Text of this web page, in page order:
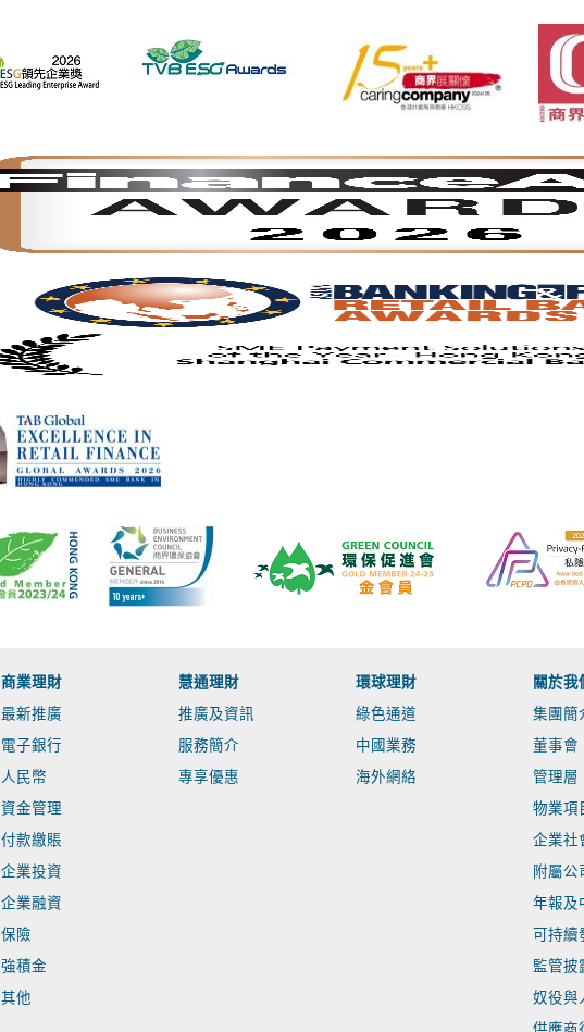
商業理財
最新推廣
電子銀行
人民幣
資金管理
付款繳賬
企業投資
企業融資
保險
強積金
其他
慧通理財
推廣及資訊
服務簡介
專享優惠
環球理財
綠色通道
中國業務
海外網絡
關於我
集團簡
董事會
管理層
物業項
企業社
附屬公
年報及
可持續
監管披
奴役與